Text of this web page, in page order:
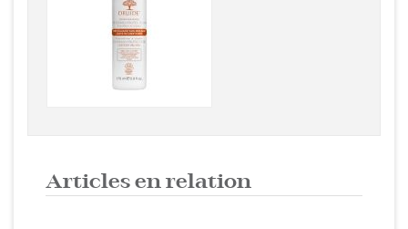
Articles en relation